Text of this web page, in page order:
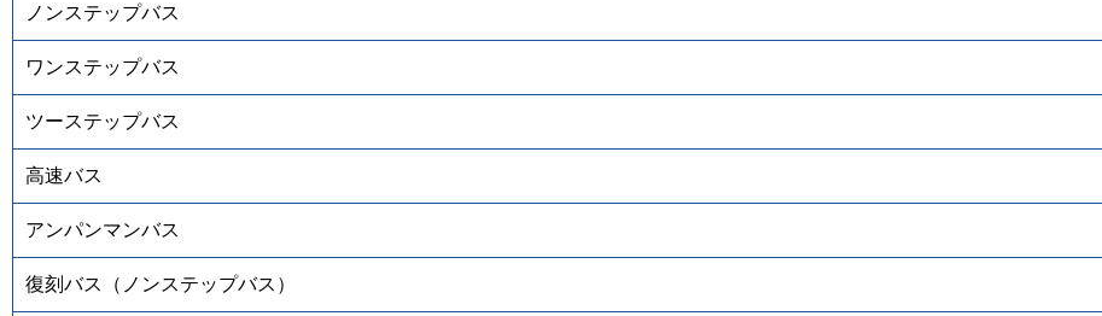
ノンステップバス
ワンステップバス
ツーステップバス
高速バス
アンパンマンバス
復刻バス（ノンステップバス）